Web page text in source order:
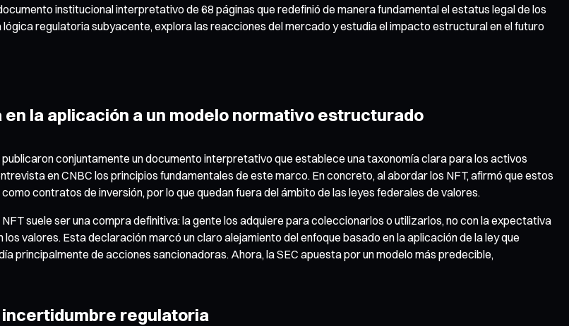
institucional interpretativo de 68 páginas que redefinió de manera fundamental el estatus legal de los
regulatoria subyacente, explora las reacciones del mercado y estudia el impacto estructural en el futuro
la aplicación a un modelo normativo estructurado
publicaron conjuntamente un documento interpretativo que establece una taxonomía clara para los activos
en CNBC los principios fundamentales de este marco. En concreto, al abordar los NFT, afirmó que estos
contratos de inversión, por lo que quedan fuera del ámbito de las leyes federales de valores.
suele ser una compra definitiva: la gente los adquiere para coleccionarlos o utilizarlos, no con la expectativa
valores. Esta declaración marcó un claro alejamiento del enfoque basado en la aplicación de la ley que
principalmente de acciones sancionadoras. Ahora, la SEC apuesta por un modelo más predecible,
incertidumbre regulatoria